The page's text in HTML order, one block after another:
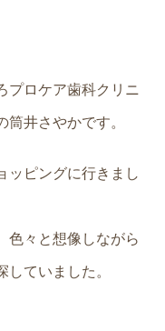
プロケア歯科クリニ
井さやかです。
ッピングに行きまし
色々と想像しながら
していました。